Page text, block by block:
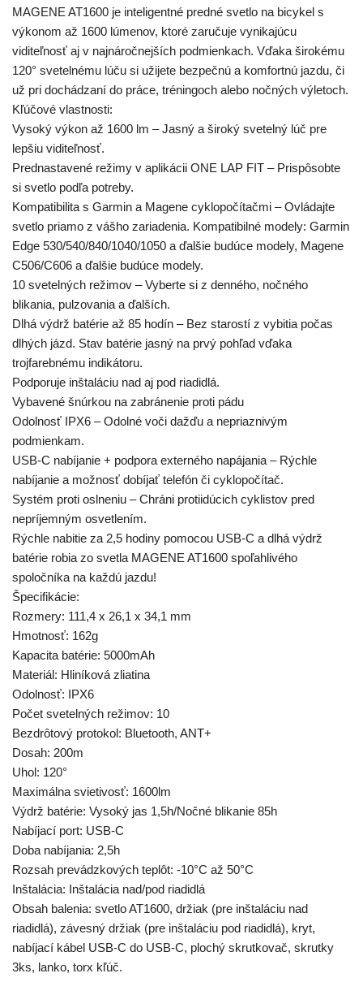
MAGENE AT1600 je inteligentné predné svetlo na bicykel s
výkonom až 1600 lúmenov, ktoré zaručuje vynikajúcu
viditeľnosť aj v najnáročnejších podmienkach. Vďaka širokému
120° svetelnému lúču si užijete bezpečnú a komfortnú jazdu, či
už pri dochádzaní do práce, tréningoch alebo nočných výletoch.
Kľúčové vlastnosti:
Vysoký výkon až 1600 lm – Jasný a široký svetelný lúč pre
lepšiu viditeľnosť.
Prednastavené režimy v aplikácii ONE LAP FIT – Prispôsobte
si svetlo podľa potreby.
Kompatibilita s Garmin a Magene cyklopočítačmi – Ovládajte
svetlo priamo z vášho zariadenia. Kompatibilné modely: Garmin
Edge 530/540/840/1040/1050 a ďalšie budúce modely, Magene
C506/C606 a ďalšie budúce modely.
10 svetelných režimov – Vyberte si z denného, nočného
blikania, pulzovania a ďalších.
Dlhá výdrž batérie až 85 hodín – Bez starostí z vybitia počas
dlhých jázd. Stav batérie jasný na prvý pohľad vďaka
trojfarebnému indikátoru.
Podporuje inštaláciu nad aj pod riadidlá.
Vybavené šnúrkou na zabránenie proti pádu
Odolnosť IPX6 – Odolné voči dažďu a nepriaznivým
podmienkam.
USB-C nabíjanie + podpora externého napájania – Rýchle
nabíjanie a možnosť dobíjať telefón či cyklopočítač.
Systém proti oslneniu – Chráni protiidúcich cyklistov pred
nepríjemným osvetlením.
Rýchle nabitie za 2,5 hodiny pomocou USB-C a dlhá výdrž
batérie robia zo svetla MAGENE AT1600 spoľahlivého
spoločníka na každú jazdu!
Špecifikácie:
Rozmery: 111,4 x 26,1 x 34,1 mm
Hmotnosť: 162g
Kapacita batérie: 5000mAh
Materiál: Hliníková zliatina
Odolnosť: IPX6
Počet svetelných režimov: 10
Bezdrôtový protokol: Bluetooth, ANT+
Dosah: 200m
Uhol: 120°
Maximálna svietivosť: 1600lm
Výdrž batérie: Vysoký jas 1,5h/Nočné blikanie 85h
Nabíjací port: USB-C
Doba nabíjania: 2,5h
Rozsah prevádzkových teplôt: -10°C až 50°C
Inštalácia: Inštalácia nad/pod riadidlá
Obsah balenia: svetlo AT1600, držiak (pre inštaláciu nad
riadidlá), závesný držiak (pre inštaláciu pod riadidlá), kryt,
nabíjací kábel USB-C do USB-C, plochý skrutkovač, skrutky
3ks, lanko, torx kľúč.